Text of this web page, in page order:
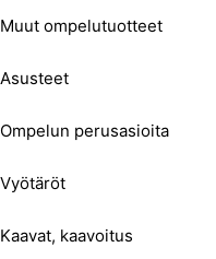
Muut ompelutuotteet
Asusteet
Ompelun perusasioita
Vyötäröt
Kaavat, kaavoitus